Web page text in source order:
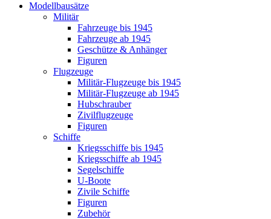
Modellbausätze
Militär
Fahrzeuge bis 1945
Fahrzeuge ab 1945
Geschütze & Anhänger
Figuren
Flugzeuge
Militär-Flugzeuge bis 1945
Militär-Flugzeuge ab 1945
Hubschrauber
Zivilflugzeuge
Figuren
Schiffe
Kriegsschiffe bis 1945
Kriegsschiffe ab 1945
Segelschiffe
U-Boote
Zivile Schiffe
Figuren
Zubehör